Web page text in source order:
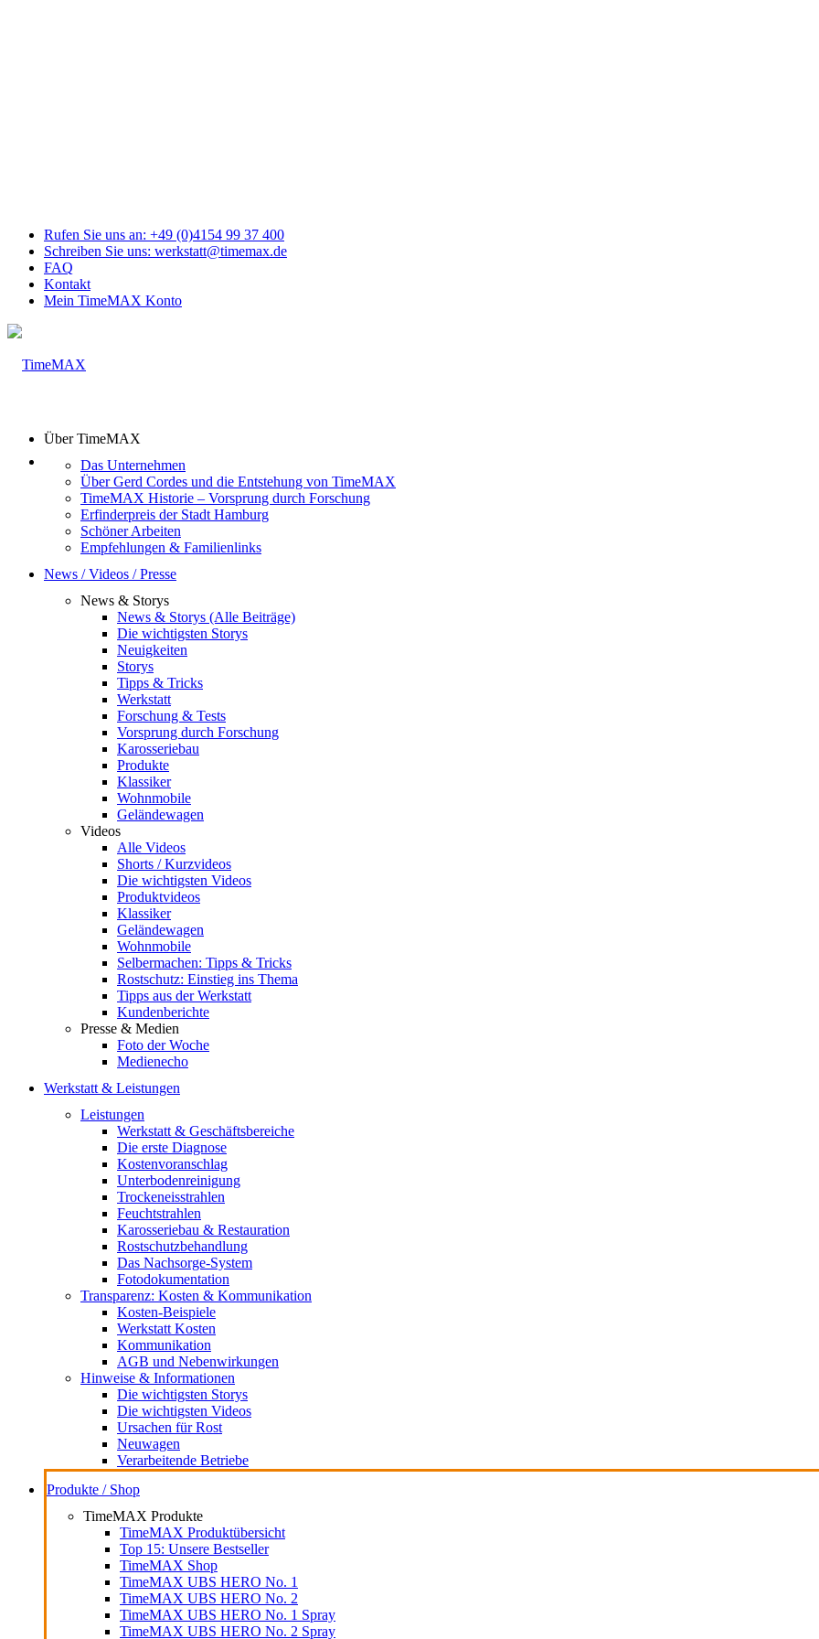
Rufen Sie uns an: +49 (0)4154 99 37 400
Schreiben Sie uns: werkstatt@timemax.de
FAQ
Kontakt
Mein TimeMAX Konto
Über TimeMAX
Das Unternehmen
Über Gerd Cordes und die Entstehung von TimeMAX
TimeMAX Historie – Vorsprung durch Forschung
Erfinderpreis der Stadt Hamburg
Schöner Arbeiten
Empfehlungen & Familienlinks
News / Videos / Presse
News & Storys
News & Storys (Alle Beiträge)
Die wichtigsten Storys
Neuigkeiten
Storys
Tipps & Tricks
Werkstatt
Forschung & Tests
Vorsprung durch Forschung
Karosseriebau
Produkte
Klassiker
Wohnmobile
Geländewagen
Videos
Alle Videos
Shorts / Kurzvideos
Die wichtigsten Videos
Produktvideos
Klassiker
Geländewagen
Wohnmobile
Selbermachen: Tipps & Tricks
Rostschutz: Einstieg ins Thema
Tipps aus der Werkstatt
Kundenberichte
Presse & Medien
Foto der Woche
Medienecho
Werkstatt & Leistungen
Leistungen
Werkstatt & Geschäftsbereiche
Die erste Diagnose
Kostenvoranschlag
Unterbodenreinigung
Trockeneisstrahlen
Feuchtstrahlen
Karosseriebau & Restauration
Rostschutzbehandlung
Das Nachsorge-System
Fotodokumentation
Transparenz: Kosten & Kommunikation
Kosten-Beispiele
Werkstatt Kosten
Kommunikation
AGB und Nebenwirkungen
Hinweise & Informationen
Die wichtigsten Storys
Die wichtigsten Videos
Ursachen für Rost
Neuwagen
Verarbeitende Betriebe
Produkte / Shop
TimeMAX Produkte
TimeMAX Produktübersicht
Top 15: Unsere Bestseller
TimeMAX Shop
TimeMAX UBS HERO No. 1
TimeMAX UBS HERO No. 2
TimeMAX UBS HERO No. 1 Spray
TimeMAX UBS HERO No. 2 Spray